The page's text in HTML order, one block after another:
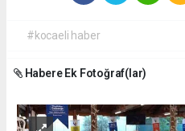
#kocaeli haber
Habere Ek Fotoğraf(lar)